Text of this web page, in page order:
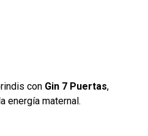
con Gin 7 Puertas,
energía maternal.